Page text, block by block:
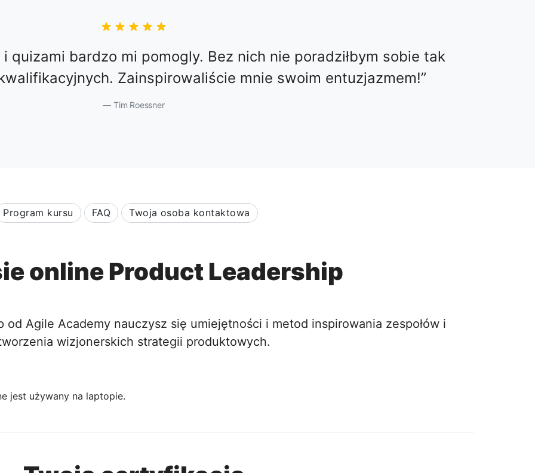
quizami bardzo mi pomogly. Bez nich nie poradziłbym sobie tak
Zainspirowaliście mnie swoim entuzjazmem!
Tim Roessner
Program kursu FAQ Twoja osoba kontaktowa
online Product Leadership
od Agile Academy nauczysz się umiejętności i metod inspirowania zespołów i
wizjonerskich strategii produktowych.